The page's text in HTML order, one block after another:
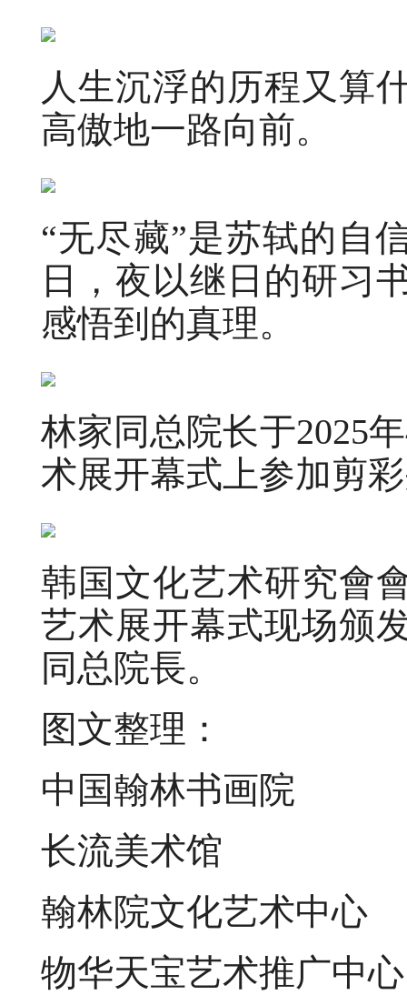
人生沉浮的历程又算
高傲地一路向前。
“无尽藏”是苏轼的自
日，夜以继日的研习
感悟到的真理。
林家同总院长于2025
术展开幕式上参加剪
韩国文化艺术研究會
艺术展开幕式现场颁
同总院長。
图文整理：
中国翰林书画院
长流美术馆
翰林院文化艺术中心
物华天宝艺术推广中心